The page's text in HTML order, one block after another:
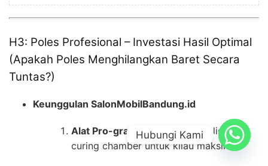
H3: Poles Profesional – Investasi Hasil Optimal
(Apakah Poles Menghilangkan Baret Secara
Tuntas?)
Keunggulan SalonMobilBandung.id
Alat Pro-grade:Dual action polisher &
curing chamber untuk kilau maksimal.
Hubungi Kami